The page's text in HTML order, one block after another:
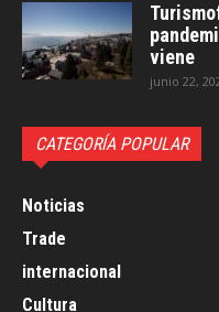
viene
junio 22,
CATEGORÍA POPULAR
Noticias
Trade
internacional
Cultura